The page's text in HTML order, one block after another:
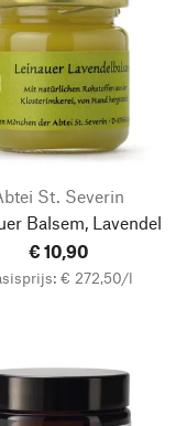
St. Severin
Balsem, Lavendel
€ 10,90
€ 272,50/l